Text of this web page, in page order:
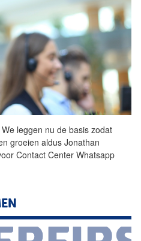
We leggen nu de basis zodat
groeien aldus Jonathan
Contact Center Whatsapp